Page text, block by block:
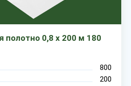
полотно 0,8 х 200 м 180
800
200